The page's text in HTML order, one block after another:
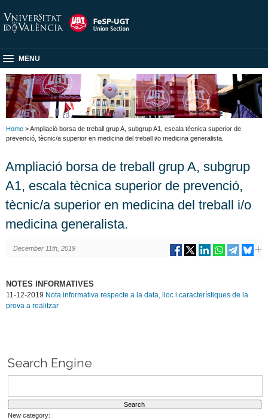
MENU
Home > Ampliació borsa de treball grup A, subgrup A1, escala tècnica superior de
prevenció, tècnic/a superior en medicina del treball i/o medicina generalista.
Ampliació borsa de treball grup A, subgrup
A1, escala tècnica superior de prevenció,
tècnic/a superior en medicina del treball i/o
medicina generalista.
December 11th, 2019
NOTES INFORMATIVES
11-12-2019 Nota informativa respecte a la data, lloc i característiques de la
prova a realitzar
Search Engine
New category: